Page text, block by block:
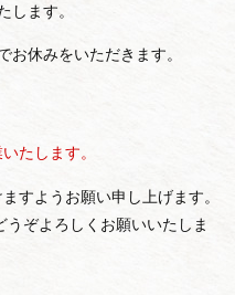
します。
お休みをいただきます。
たします。
すようお願い申し上げます。
ぞよろしくお願いいたしま